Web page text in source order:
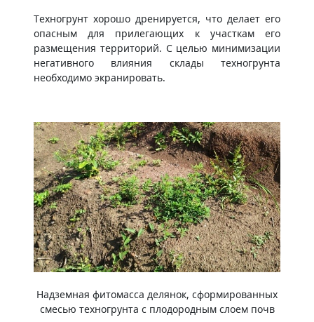
Техногрунт хорошо дренируется, что делает его
опасным для прилегающих к участкам его
размещения территорий. С целью минимизации
негативного влияния склады техногрунта
необходимо экранировать.
Надземная фитомасса делянок, сформированных
смесью техногрунта с плодородным слоем почв